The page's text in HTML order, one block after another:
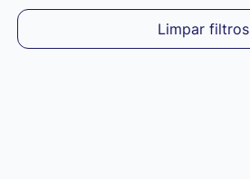
Limpar filtros